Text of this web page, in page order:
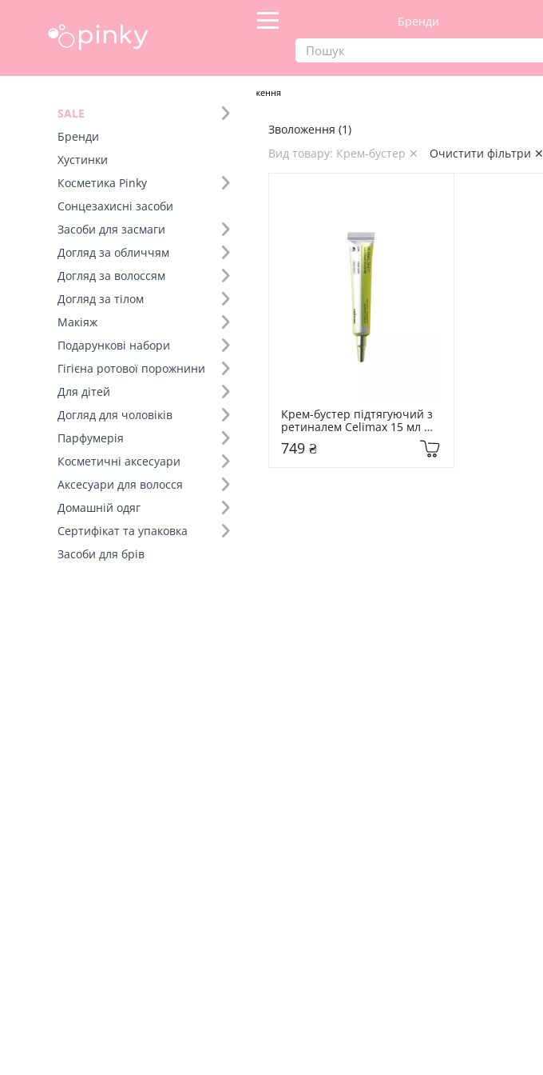
Бренди
SALE
Бренди
Хустинки
Косметика Pinky
Сонцезахисні засоби
Засоби для засмаги
Догляд за обличчям
Догляд за волоссям
Догляд за тілом
Макіяж
Подарункові набори
Гігієна ротової порожнини
Для дітей
Догляд для чоловіків
Парфумерія
Косметичні аксесуари
Аксесуари для волосся
Домашній одяг
Сертифікат та упаковка
Засоби для брів
Зволоження
Фільтр
Бренд (1)
Тип шкіри (1)
Діюча речовина (1)
Зволоження (1)
Вид товару: Крем-бустер ✕
Очистити фільтри ✕
Крем-бустер підтягуючий з
ретиналем Celimax 15 мл
Tightening Booster
749 ₴